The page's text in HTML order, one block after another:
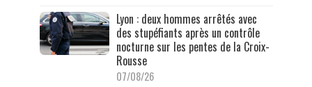
Lyon : deux hommes arrêtés avec
des stupéfiants après un contrôle
nocturne sur les pentes de la Croix-
Rousse
07/08/26